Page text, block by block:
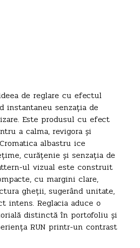
de reglare cu efectul
instantaneu senzația de
Este produsul cu efect
a calma, revigora și
albastru ice
curățenie și senzația de
ul vizual este construit
cu margini clare,
gheții, sugerând unitate,
intens. Reglacia aduce o
distinctă în portofoliu și
RUN printr-un contrast